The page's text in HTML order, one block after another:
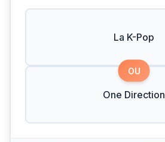
La K-Pop
OU
One Direction